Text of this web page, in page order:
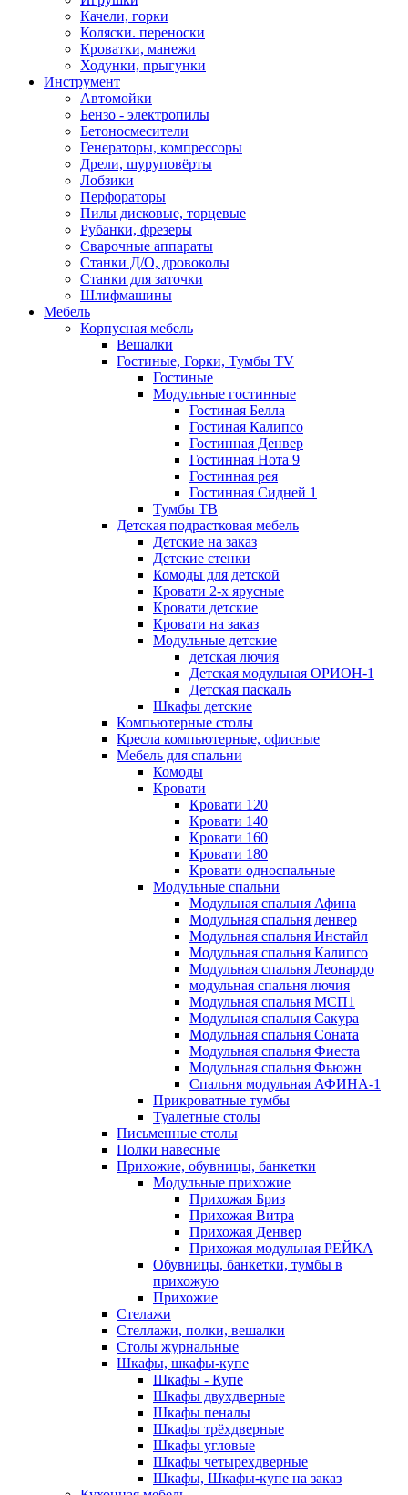
Качели, горки
Коляски. переноски
Кроватки, манежи
Ходунки, прыгунки
Инструмент
Автомойки
Бензо - электропилы
Бетоносмесители
Генераторы, компрессоры
Дрели, шуруповёрты
Лобзики
Перфораторы
Пилы дисковые, торцевые
Рубанки, фрезеры
Сварочные аппараты
Станки Д/О, дровоколы
Станки для заточки
Шлифмашины
Мебель
Корпусная мебель
Вешалки
Гостиные, Горки, Тумбы TV
Гостиные
Модульные гостинные
Гостиная Белла
Гостиная Калипсо
Гостинная Денвер
Гостинная Нота 9
Гостинная рея
Гостинная Сидней 1
Тумбы ТВ
Детская подрастковая мебель
Детские на заказ
Детские стенки
Комоды для детской
Кровати 2-х ярусные
Кровати детские
Кровати на заказ
Модульные детские
детская лючия
Детская модульная ОРИОН-1
Детская паскаль
Шкафы детские
Компьютерные столы
Кресла компьютерные, офисные
Мебель для спальни
Комоды
Кровати
Кровати 120
Кровати 140
Кровати 160
Кровати 180
Кровати односпальные
Модульные спальни
Модульная спальня Афина
Модульная спальня денвер
Модульная спальня Инстайл
Модульная спальня Калипсо
Модульная спальня Леонардо
модульная спальня лючия
Модульная спальня МСП1
Модульная спальня Сакура
Модульная спальня Соната
Модульная спальня Фиеста
Модульная спальня Фьюжн
Спальня модульная АФИНА-1
Прикроватные тумбы
Туалетные столы
Письменные столы
Полки навесные
Прихожие, обувницы, банкетки
Модульные прихожие
Прихожая Бриз
Прихожая Витра
Прихожая Денвер
Прихожая модульная РЕЙКА
Обувницы, банкетки, тумбы в
прихожую
Прихожие
Стелажи
Стеллажи, полки, вешалки
Столы журнальные
Шкафы, шкафы-купе
Шкафы - Купе
Шкафы двухдверные
Шкафы пеналы
Шкафы трёхдверные
Шкафы угловые
Шкафы четырехдверные
Шкафы, Шкафы-купе на заказ